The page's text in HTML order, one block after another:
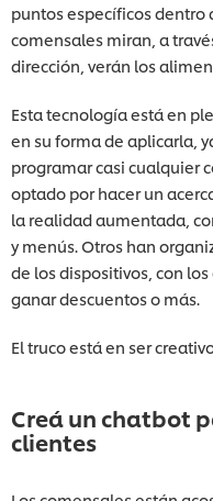
puntos específicos dentro
comensales miran, a
dirección, verán los
Esta tecnología está en
en su forma de aplicarla,
programar casi cualquier
optado por hacer un
la realidad aumentada,
y menús. Otros han
de los dispositivos, con
ganar descuentos o más.
El truco está en ser
Creá un chatbot
clientes